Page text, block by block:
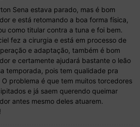
Sena estava parado, mas é bom
e está retomando a boa forma física,
como titular contra a tuna e foi bem.
fez a cirurgia e está em processo de
e adaptação, também é bom
e certamente ajudará bastante o leão
temporada, pois tem qualidade pra
O problema é que tem muitos torcedores
e já saem querendo queimar
antes mesmo deles atuarem.